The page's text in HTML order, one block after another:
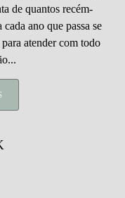
de quantos recém-
ano que passa se
atender com todo